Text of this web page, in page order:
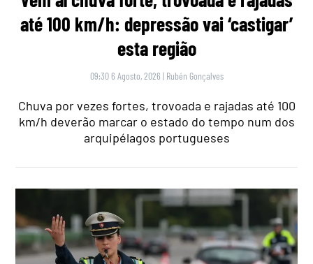
até 100 km/h: depressão vai ‘castigar’
esta região
09:30 6 Agosto, 2026 | Rubén Gonçalves
Chuva por vezes fortes, trovoada e rajadas até 100
km/h deverão marcar o estado do tempo num dos
arquipélagos portugueses